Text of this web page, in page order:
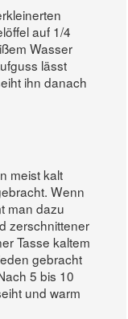
auf 1/4
Wasser
lässt
ihn danach
meist kalt
Wenn
man dazu
zerschnittener
Tasse kaltem
gebracht
5 bis 10
und warm